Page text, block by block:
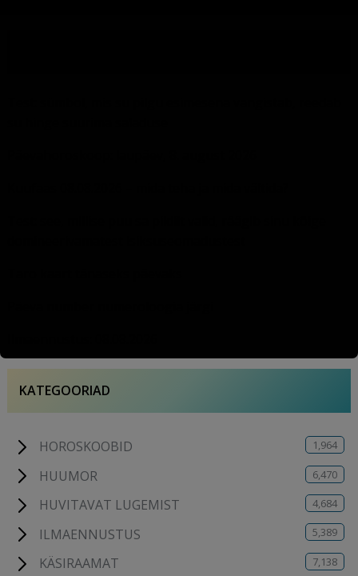
KATEGOORIAD
HOROSKOOBID 1,964
HUUMOR 6,470
HUVITAVAT LUGEMIST 4,684
ILMAENNUSTUS 5,389
KÄSIRAAMAT 7,138